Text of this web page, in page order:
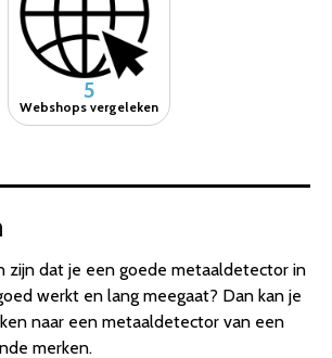
5
Webshops vergeleken
zijn dat je een goede metaaldetector in
werkt en lang meegaat? Dan kan je
naar een metaaldetector van een
merken.